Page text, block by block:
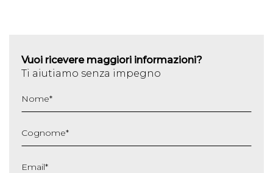
Vuoi ricevere maggiori informazioni?
Ti aiutiamo senza impegno
Nome*
Cognome*
Email*